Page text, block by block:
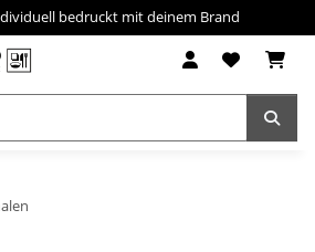
bedruckt mit deinem Brand